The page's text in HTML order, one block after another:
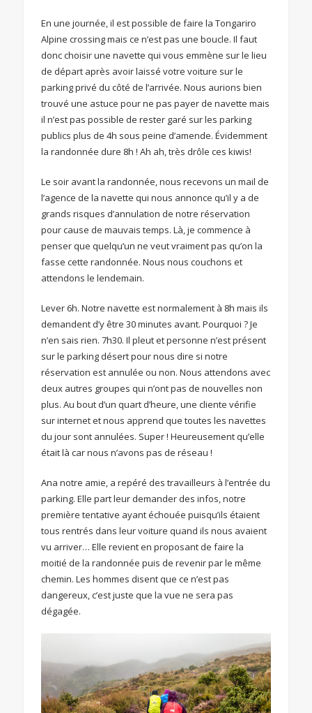
En une journée, il est possible de faire la Tongariro
Alpine crossing mais ce n’est pas une boucle. Il faut
donc choisir une navette qui vous emmène sur le lieu
de départ après avoir laissé votre voiture sur le
parking privé du côté de l’arrivée. Nous aurions bien
trouvé une astuce pour ne pas payer de navette mais
il n’est pas possible de rester garé sur les parking
publics plus de 4h sous peine d’amende. Évidemment
la randonnée dure 8h ! Ah ah, très drôle ces kiwis!
Le soir avant la randonnée, nous recevons un mail de
l’agence de la navette qui nous annonce qu’il y a de
grands risques d’annulation de notre réservation
pour cause de mauvais temps. Là, je commence à
penser que quelqu’un ne veut vraiment pas qu’on la
fasse cette randonnée. Nous nous couchons et
attendons le lendemain.
Lever 6h. Notre navette est normalement à 8h mais ils
demandent d’y être 30 minutes avant. Pourquoi ? Je
n’en sais rien. 7h30. Il pleut et personne n’est présent
sur le parking désert pour nous dire si notre
réservation est annulée ou non. Nous attendons avec
deux autres groupes qui n’ont pas de nouvelles non
plus. Au bout d’un quart d’heure, une cliente vérifie
sur internet et nous apprend que toutes les navettes
du jour sont annulées. Super ! Heureusement qu’elle
était là car nous n’avons pas de réseau !
Ana notre amie, a repéré des travailleurs à l’entrée du
parking. Elle part leur demander des infos, notre
première tentative ayant échouée puisqu’ils étaient
tous rentrés dans leur voiture quand ils nous avaient
vu arriver… Elle revient en proposant de faire la
moitié de la randonnée puis de revenir par le même
chemin. Les hommes disent que ce n’est pas
dangereux, c’est juste que la vue ne sera pas
dégagée.